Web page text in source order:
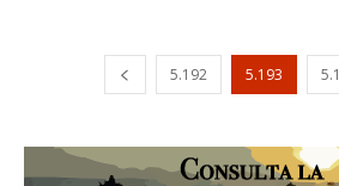
5.192 5.193